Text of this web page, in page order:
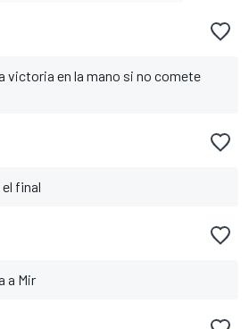
victoria en la mano si no comete
final
a Mir